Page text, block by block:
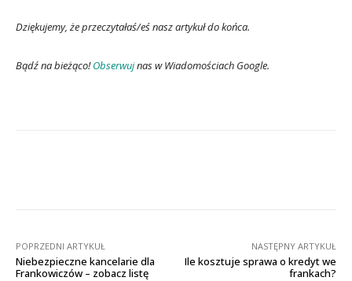
Dziękujemy, że przeczytałaś/eś nasz artykuł do końca.
Bądź na bieżąco!Obserwujnas w Wiadomościach Google.
POPRZEDNI ARTYKUŁ
Niebezpieczne kancelarie dla
Frankowiczów – zobacz listę
NASTĘPNY ARTYKUŁ
Ile kosztuje sprawa o kredyt we
frankach?